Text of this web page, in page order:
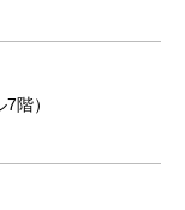
階）